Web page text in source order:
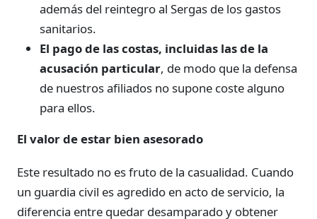
además del reintegro al Sergas de los gastos
sanitarios.
El pago de las costas, incluidas las de la
acusación particular, de modo que la defensa
de nuestros afiliados no supone coste alguno
para ellos.
El valor de estar bien asesorado
Este resultado no es fruto de la casualidad. Cuando
un guardia civil es agredido en acto de servicio, la
diferencia entre quedar desamparado y obtener